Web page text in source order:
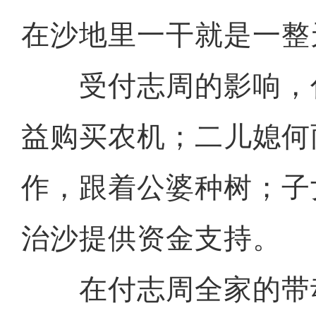
在沙地里一干就是一整
受付志周的影响，
益购买农机；二儿媳
作，跟着公婆种树；
治沙提供资金支持。
在付志周全家的带